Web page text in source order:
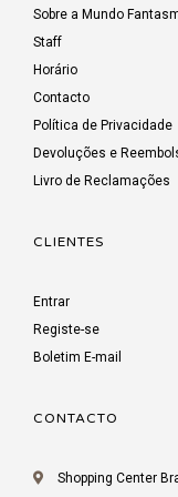
Sobre a Mundo
Staff
Horário
Contacto
Política de Privacidade
Devoluções e
Livro de Reclamações
CLIENTES
Entrar
Registe-se
Boletim E-mail
CONTACTO
Shopping Center